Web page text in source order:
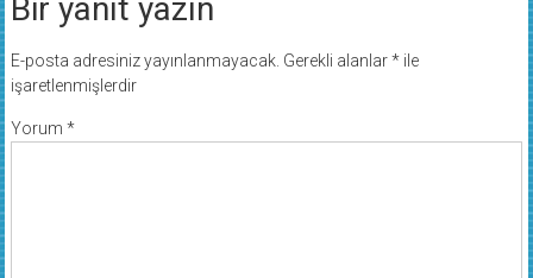
Bir yanıt yazın
E-posta adresiniz yayınlanmayacak. Gerekli alanlar
ile
işaretlenmişlerdir
Yorum*